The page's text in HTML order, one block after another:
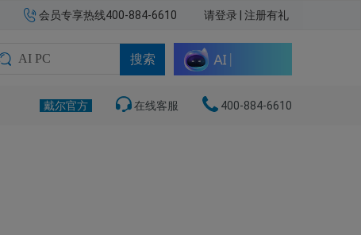
会员专享热线400-884-6610 请登录 注册有礼
搜索
戴尔官方 在线客服 400-884-6610